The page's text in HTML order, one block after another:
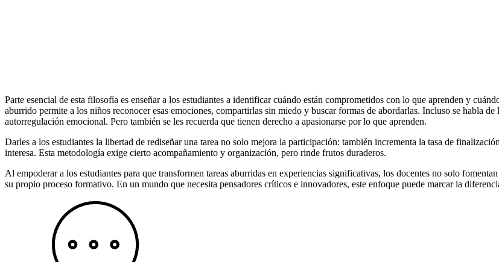
Parte esencial de esta filosofía es enseñar a los estudiantes a identificar cuándo están comprometidos con lo que aprenden y
aburrido permite a los niños reconocer esas emociones, compartirlas sin miedo y buscar formas de abordarlas. Incluso se habla
autorregulación emocional. Pero también se les recuerda que tienen derecho a apasionarse por lo que aprenden.
Darles a los estudiantes la libertad de rediseñar una tarea no solo mejora la participación: también incrementa la tasa de
interesa. Esta metodología exige cierto acompañamiento y organización, pero rinde frutos duraderos.
Al empoderar a los estudiantes para que transformen tareas aburridas en experiencias significativas, los docentes no solo
su propio proceso formativo. En un mundo que necesita pensadores críticos e innovadores, este enfoque puede marcar la